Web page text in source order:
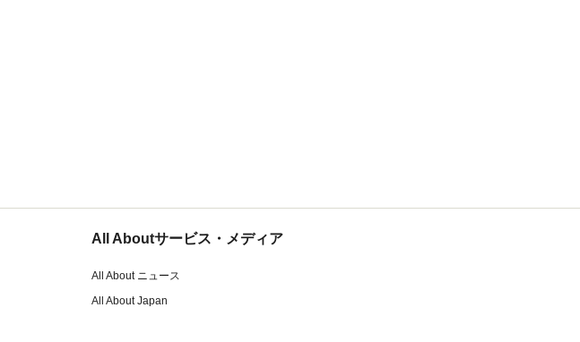
All Aboutサービス・メディア
All About ニュース
All About Japan